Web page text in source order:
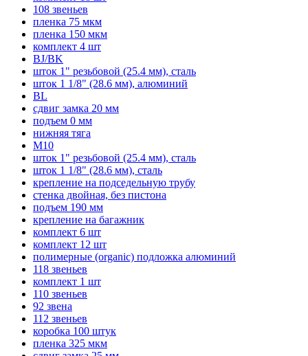
108 звеньев
пленка 75 мкм
пленка 150 мкм
комплект 4 шт
BJ/BK
шток 1" резьбовой (25.4 мм), сталь
шток 1 1/8" (28.6 мм), алюминий
BL
сдвиг замка 20 мм
подъем 0 мм
нижняя тяга
M10
шток 1" резьбовой (25.4 мм), сталь
шток 1 1/8" (28.6 мм), сталь
крепление на подседельную трубу
стенка двойная, без пистона
подъем 190 мм
крепление на багажник
комплект 6 шт
комплект 12 шт
полимерные (organic) подложка алюминий
118 звеньев
комплект 1 шт
110 звеньев
92 звена
112 звеньев
коробка 100 штук
пленка 325 мкм